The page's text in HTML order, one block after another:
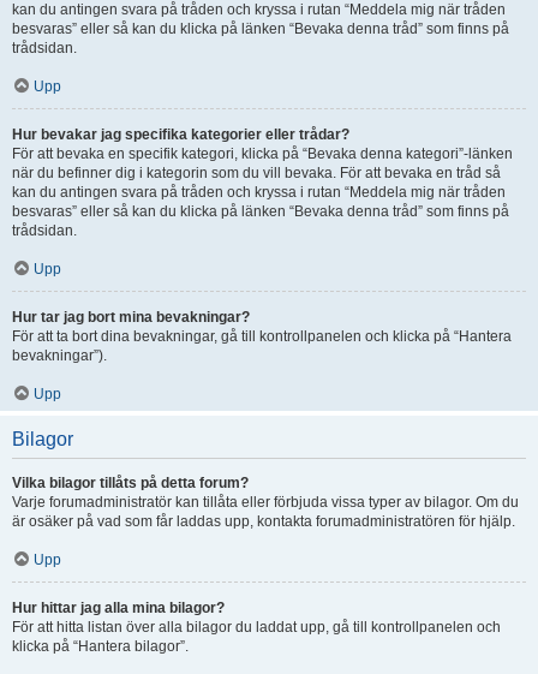
kan du antingen svara på tråden och kryssa i rutan “Meddela mig när tråden
besvaras” eller så kan du klicka på länken “Bevaka denna tråd” som finns på
trådsidan.
Upp
Hur bevakar jag specifika kategorier eller trådar?
För att bevaka en specifik kategori, klicka på “Bevaka denna kategori”-länken
när du befinner dig i kategorin som du vill bevaka. För att bevaka en tråd så
kan du antingen svara på tråden och kryssa i rutan “Meddela mig när tråden
besvaras” eller så kan du klicka på länken “Bevaka denna tråd” som finns på
trådsidan.
Upp
Hur tar jag bort mina bevakningar?
För att ta bort dina bevakningar, gå till kontrollpanelen och klicka på “Hantera
bevakningar”).
Upp
Bilagor
Vilka bilagor tillåts på detta forum?
Varje forumadministratör kan tillåta eller förbjuda vissa typer av bilagor. Om du
är osäker på vad som får laddas upp, kontakta forumadministratören för hjälp.
Upp
Hur hittar jag alla mina bilagor?
För att hitta listan över alla bilagor du laddat upp, gå till kontrollpanelen och
klicka på “Hantera bilagor”.